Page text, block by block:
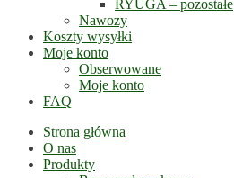
RYUGA – pozostałe
Nawozy
Koszty wysyłki
Moje konto
Obserwowane
Moje konto
FAQ
Strona główna
O nas
Produkty